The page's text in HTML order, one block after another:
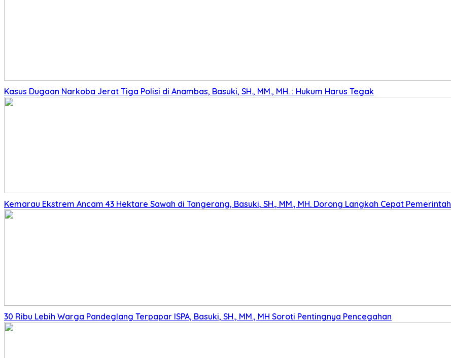
Kasus Dugaan Narkoba Jerat Tiga Polisi di Anambas, Basuki, SH., MM., MH. : Hukum Harus Tegak
Kemarau Ekstrem Ancam 43 Hektare Sawah di Tangerang, Basuki, SH., MM., MH. Dorong Langkah Cepat Pemerintah
30 Ribu Lebih Warga Pandeglang Terpapar ISPA, Basuki, SH., MM., MH Soroti Pentingnya Pencegahan